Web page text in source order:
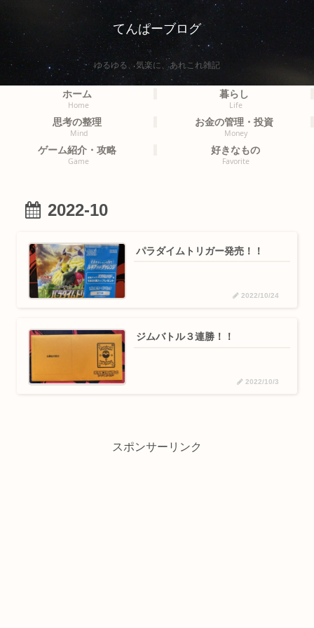
てんぱーブログ
ゆるゆる、気楽に、あれこれ雑記
ホーム
Home
暮らし
Life
思考の整理
Mind
お金の管理・投資
Money
ゲーム紹介・攻略
Game
好きなもの
Favorite
2022-10
パラダイムトリガー発売！！
2022/10/24
ジムバトル３連勝！！
2022/10/3
スポンサーリンク